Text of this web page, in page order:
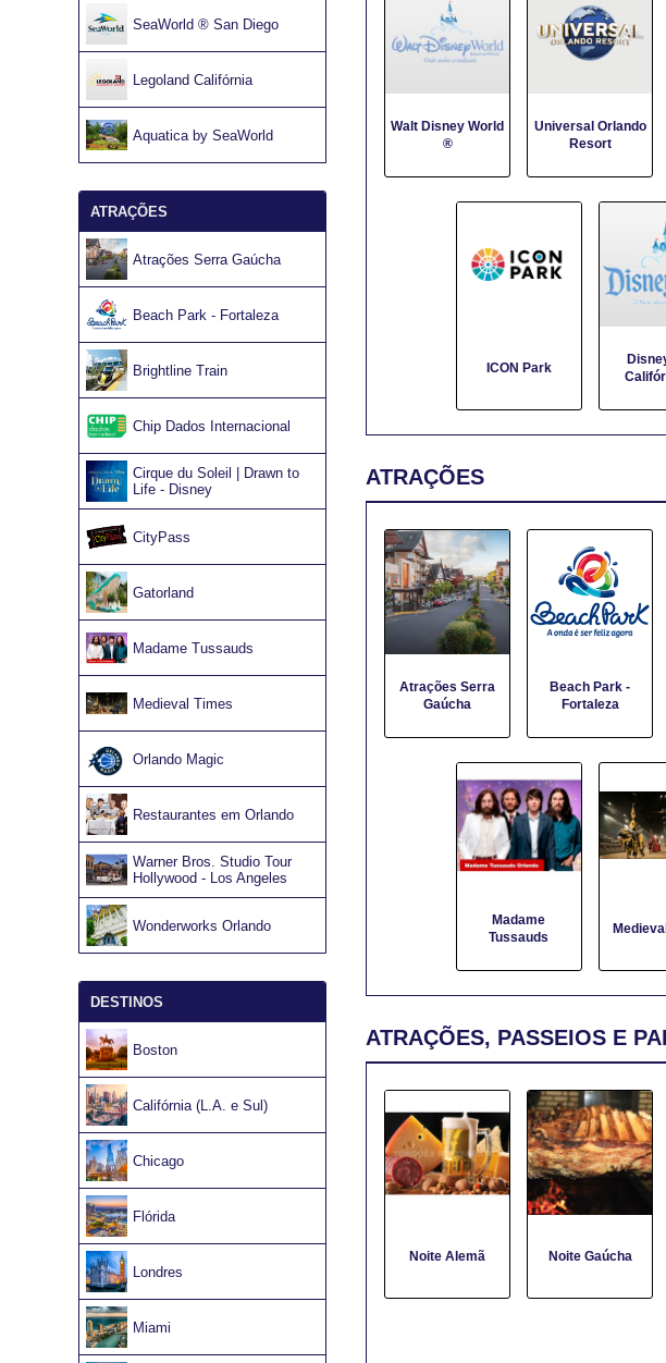
SeaWorld ® San Diego
Legoland Califórnia
Aquatica by SeaWorld
ATRAÇÕES
Atrações Serra Gaúcha
Beach Park - Fortaleza
Brightline Train
Chip Dados Internacional
Cirque du Soleil | Drawn to
Life - Disney
CityPass
Gatorland
Madame Tussauds
Medieval Times
Orlando Magic
Restaurantes em Orlando
Warner Bros. Studio Tour
Hollywood - Los Angeles
Wonderworks Orlando
DESTINOS
Boston
Califórnia (L.A. e Sul)
Chicago
Flórida
Londres
Miami
Walt Disney World
®
Universal Orlando
Resort
ICON Park
ATRAÇÕES
Atrações Serra
Gaúcha
Beach Park -
Fortaleza
Madame
Tussauds
ATRAÇÕES, PASSEIOS E
Noite Alemã Noite Gaúcha